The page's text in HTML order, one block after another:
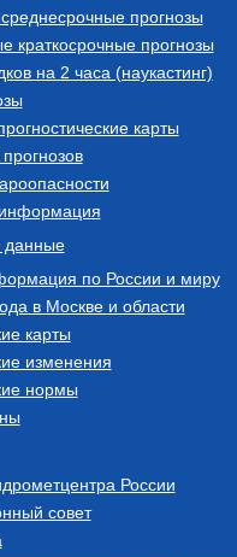
прогнозы
краткосрочные прогнозы
на 2 часа (наукастинг)
карты
данные
по России и миру
в Москве и области
карты
изменения
нормы
России
совет